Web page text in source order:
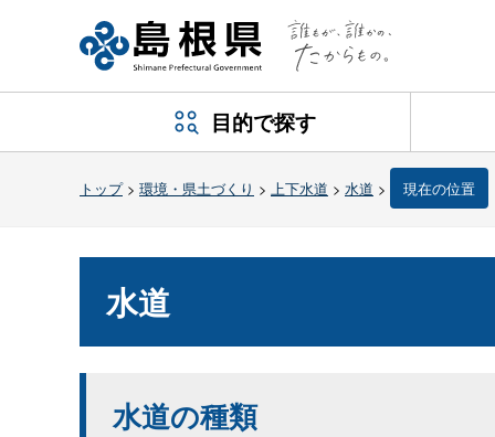
目的で探す
トップ> 環境・県土づくり > 上下水道 > 水道 > 現在の位置
水道
水道の種類